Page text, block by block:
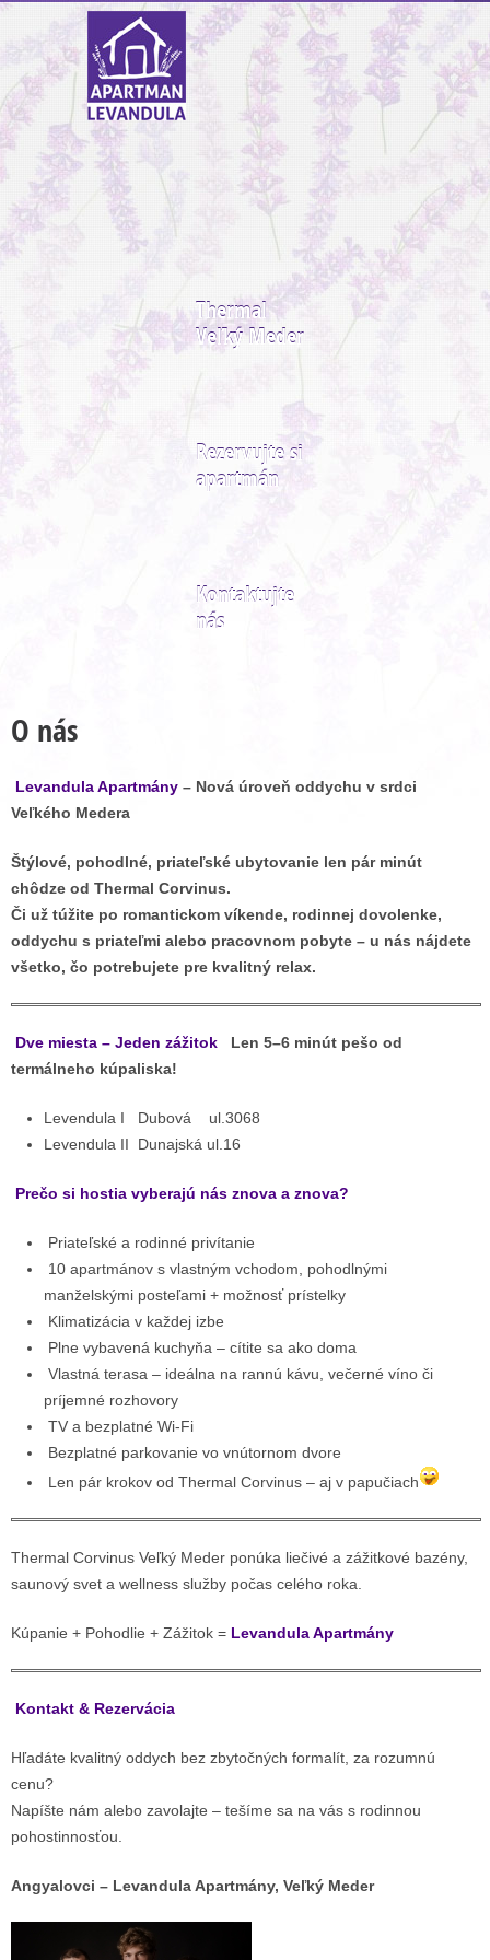
Thermal
Veľký Meder
Rezervujte si
apartmán
Kontaktujte
nás
O nás
Levandula Apartmány – Nová úroveň oddychu v srdci
Veľkého Medera
Štýlové, pohodlné, priateľské ubytovanie len pár minút
chôdze od Thermal Corvinus.
Či už túžite po romantickom víkende, rodinnej dovolenke,
oddychu s priateľmi alebo pracovnom pobyte – u nás nájdete
všetko, čo potrebujete pre kvalitný relax.
Dve miesta – Jeden zážitok Len 5–6 minút pešo od
termálneho kúpaliska!
Levendula I Dubová ul.3068
Levendula II Dunajská ul.16
Prečo si hostia vyberajú nás znova a znova?
Priateľské a rodinné privítanie
10 apartmánov s vlastným vchodom, pohodlnými
manželskými posteľami + možnosť prístelky
Klimatizácia v každej izbe
Plne vybavená kuchyňa – cítite sa ako doma
Vlastná terasa – ideálna na rannú kávu, večerné víno či
príjemné rozhovory
TV a bezplatné Wi-Fi
Bezplatné parkovanie vo vnútornom dvore
Len pár krokov od Thermal Corvinus – aj v papučiach
Thermal Corvinus Veľký Meder ponúka liečivé a zážitkové bazény,
saunový svet a wellness služby počas celého roka.
Kúpanie + Pohodlie + Zážitok = Levandula Apartmány
Kontakt & Rezervácia
Hľadáte kvalitný oddych bez zbytočných formalít, za rozumnú
cenu?
Napíšte nám alebo zavolajte – tešíme sa na vás s rodinnou
pohostinnosťou.
Angyalovci – Levandula Apartmány, Veľký Meder